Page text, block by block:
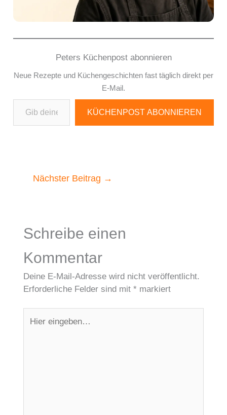
Peters Küchenpost abonnieren
Neue Rezepte und Küchengeschichten fast täglich direkt per
E-Mail.
Gib deine E-Mail-Adresse ein ...
KÜCHENPOST ABONNIEREN
Nächster Beitrag →
Schreibe einen
Kommentar
Deine E-Mail-Adresse wird nicht veröffentlicht.
Erforderliche Felder sind mit * markiert
eingeben…